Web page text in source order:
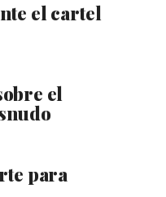
el cartel
el
para